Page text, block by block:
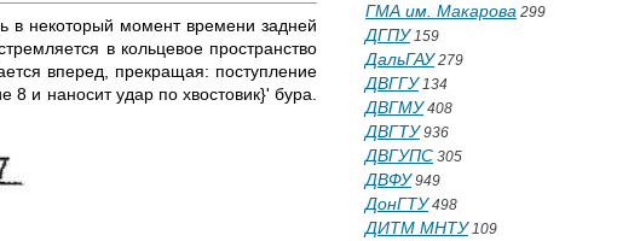
в некоторый мо­мент времени задней
в кольцевое пространство
вперед, прекращая: поступление
и наносит удар по хвостовик}' бура.
ГМА им. Макарова 299
ДГПУ159
ДальГАУ279
ДВГГУ134
ДВГМУ408
ДВГТУ936
ДВГУПС 305
ДВФУ949
ДонГТУ498
ДИТМ МНТУ109